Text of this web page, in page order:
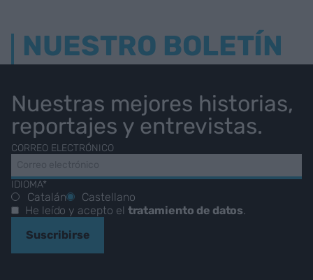
NUESTRO BOLETÍN
Nuestras mejores historias,
reportajes y entrevistas.
CORREO ELECTRÓNICO
IDIOMA*
Catalán
Castellano
He leído y acepto el tratamiento de datos.
Suscribirse